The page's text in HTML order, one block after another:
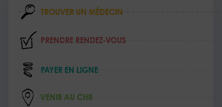
TROUVER UN MÉDECIN
PRENDRE RENDEZ‑VOUS
PAYER EN LIGNE
VENIR AU CHB